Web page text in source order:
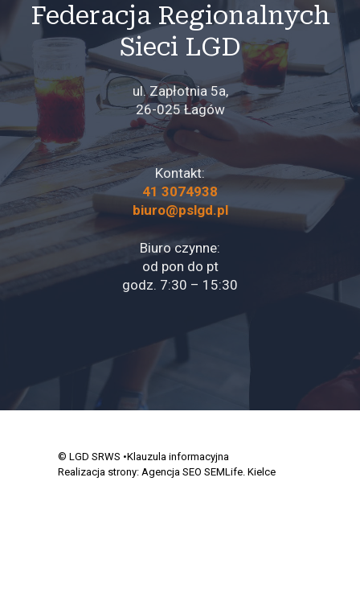
Federacja Regionalnych
Sieci LGD
ul. Zapłotnia 5a,
26-025 Łagów
Kontakt:
41 3074938
biuro@pslgd.pl
Biuro czynne:
od pon do pt
godz. 7:30 – 15:30
© LGD SRWS •Klauzula informacyjna
Realizacja strony: Agencja SEO SEMLife. Kielce